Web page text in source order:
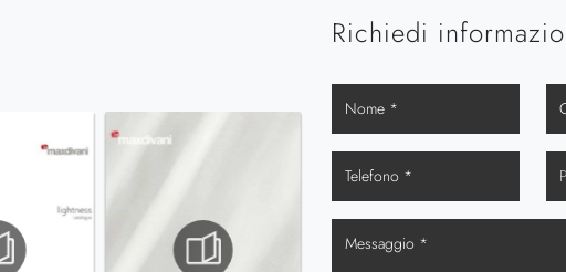
Richiedi